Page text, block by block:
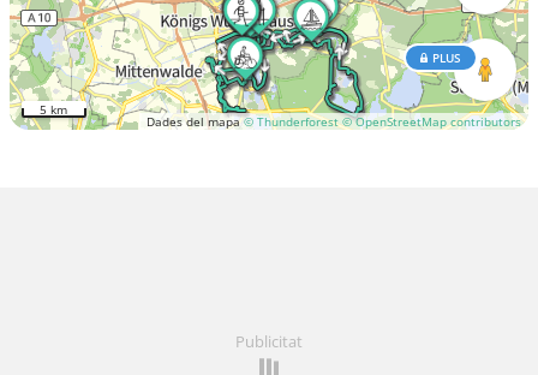
Dades del mapa© Thunderforest © OpenStreetMap contributors
PLUS
5 km
Publicitat